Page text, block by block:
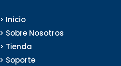
> Inicio
> Sobre Nosotros
> Tienda
> Soporte